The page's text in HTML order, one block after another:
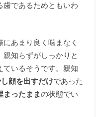
歯であるためともいわ
あまり良く噛まなく
知らずがしっかりと
いるそうです。親知
顔を出すだけであった
まったままの状態でい